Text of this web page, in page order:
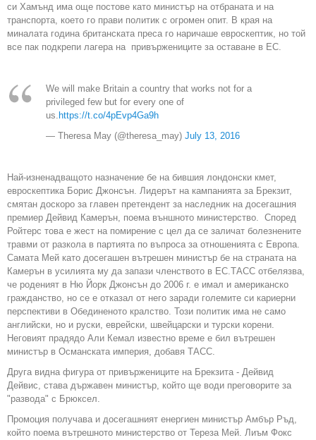
си Хамънд има още постове като министър на отбраната и на
транспорта, което го прави политик с огромен опит. В края на
миналата година британската преса го наричаше евроскептик, но той
все пак подкрепи лагера на привържениците за оставане в ЕС.
We will make Britain a country that works not for a
privileged few but for every one of
us. https://t.co/4pEvp4Ga9h
— Theresa May (@theresa_may) July 13, 2016
Най-изненадващото назначение бе на бившия лондонски кмет,
евроскептика Борис Джонсън. Лидерът на кампанията за Брекзит,
смятан доскоро за главен претендент за наследник на досегашния
премиер Дейвид Камерън, поема външното министерство. Според
Ройтерс това е жест на помирение с цел да се заличат болезнените
травми от разкола в партията по въпроса за отношенията с Европа.
Самата Мей като досегашен вътрешен министър бе на страната на
Камерън в усилията му да запази членството в ЕС.ТАСС отбелязва,
че роденият в Ню Йорк Джонсън до 2006 г. е имал и американско
гражданство, но се е отказал от него заради големите си кариерни
перспективи в Обединеното кралство. Този политик има не само
английски, но и руски, еврейски, швейцарски и турски корени.
Неговият прадядо Али Кемал известно време е бил вътрешен
министър в Османската империя, добавя ТАСС.
Друга видна фигура от привържениците на Брекзита - Дейвид
Дейвис, става държавен министър, който ще води преговорите за
"развода" с Брюксел.
Промоция получава и досегашният енергиен министър Амбър Ръд,
който поема вътрешното министерство от Тереза Мей. Лиъм Фокс